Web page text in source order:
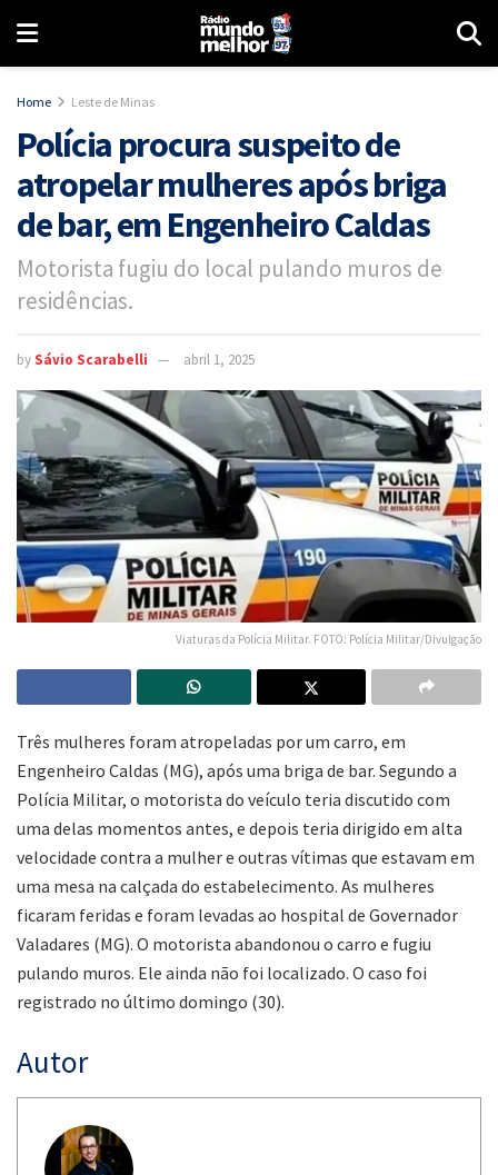
Home Leste de Minas
Polícia procura suspeito de
atropelar mulheres após briga
de bar, em Engenheiro Caldas
Motorista fugiu do local pulando muros de
residências.
bySávio Scarabelli abril 1, 2025
Viaturas da Polícia Militar. FOTO: Polícia Militar/Divulgação
Três mulheres foram atropeladas por um carro, em
Engenheiro Caldas (MG), após uma briga de bar. Segundo a
Polícia Militar, o motorista do veículo teria discutido com
uma delas momentos antes, e depois teria dirigido em alta
velocidade contra a mulher e outras vítimas que estavam em
uma mesa na calçada do estabelecimento. As mulheres
ficaram feridas e foram levadas ao hospital de Governador
Valadares (MG). O motorista abandonou o carro e fugiu
pulando muros. Ele ainda não foi localizado. O caso foi
registrado no último domingo (30).
Autor